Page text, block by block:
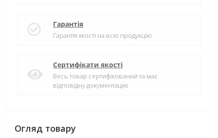
Гарантія
Гарантія якості на всю продукцію
Сертифікати якості
Весь товар сертифікований та має
відповідну документацію
Огляд товару